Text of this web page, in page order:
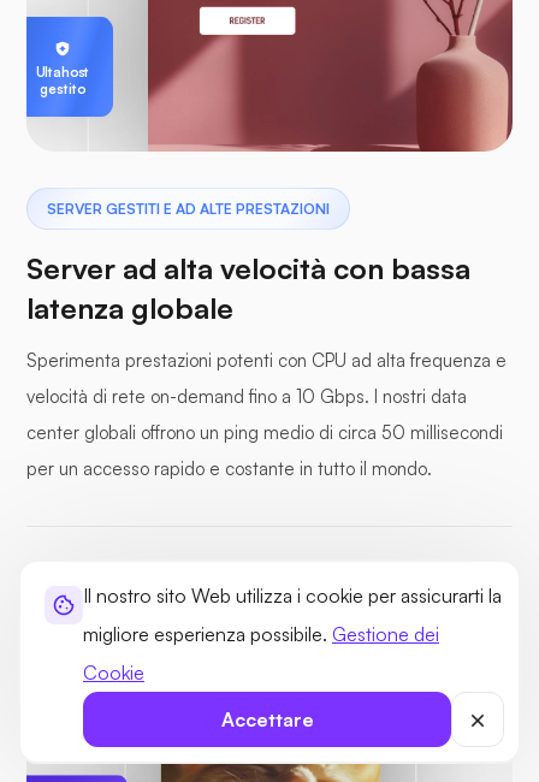
Il nostro sito Web utilizza i cookie per assicurarti la
migliore esperienza possibile. Gestione dei
Cookie
Accettare
SERVER GESTITI E AD ALTE PRESTAZIONI
Server ad alta velocità con bassa
latenza globale
Sperimenta prestazioni potenti con CPU ad alta frequenza e
velocità di rete on-demand fino a 10 Gbps. I nostri data
center globali offrono un ping medio di circa 50 millisecondi
per un accesso rapido e costante in tutto il mondo.
CPU ad alto clock
Oltre 30 data center globali
Canali I/O dedicati
Uplink di rete da 100 Gbps
Ultahost
gestito